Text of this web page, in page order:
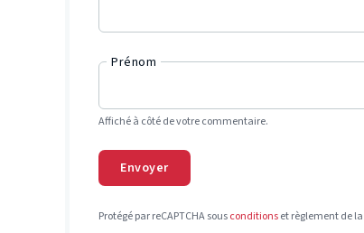
Prénom
Affiché à côté de votre commentaire.
Envoyer
Protégé par reCAPTCHA sousconditionset règlement de la